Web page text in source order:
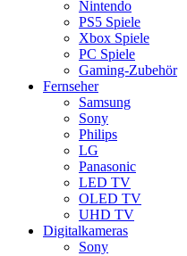
Nintendo
PS5 Spiele
Xbox Spiele
PC Spiele
Gaming-Zubehör
Fernseher
Samsung
Sony
Philips
LG
Panasonic
LED TV
OLED TV
UHD TV
Digitalkameras
Sony